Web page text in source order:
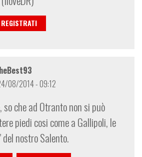
REGISTRATI
08/2014 - 09:12
so che ad Otranto non si può
piedi cosi come a Gallipoli, le
nostro Salento.